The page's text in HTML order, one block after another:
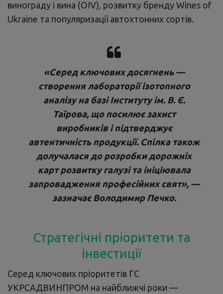
винограду і вина (OIV), розвитку бренду Wines of
Ukraine та популяризації автохтонних сортів.
«Серед ключових досягнень —
створення лабораторії ізотопного
аналізу на базі Інституту ім. В. Є.
Таїрова, що посилює захист
виробників і підтверджує
автентичність продукції. Спілка також
долучалася до розробки дорожніх
карт розвитку галузі та ініціювала
запровадження професійних свят», —
зазначає Володимир Печко.
Стратегічні пріоритети та
інвестиції
Серед ключових пріоритетів ГС
УКРСАДВИНПРОМ на найближчі роки —